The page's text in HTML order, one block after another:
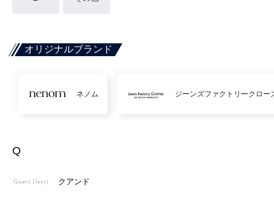
オリジナルブランド
ネノム ジーンズファクトリークロー
Q
クアンド